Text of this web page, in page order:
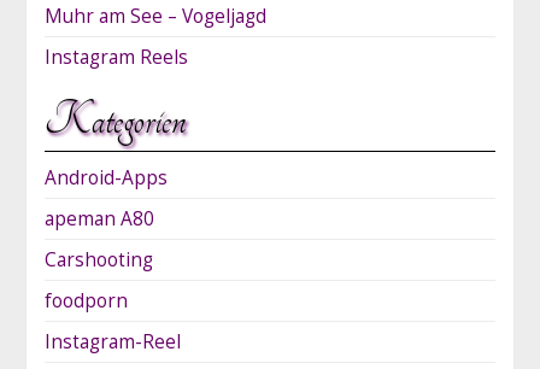
Muhr am See – Vogeljagd
Instagram Reels
Kategorien
Android-Apps
apeman A80
Carshooting
foodporn
Instagram-Reel